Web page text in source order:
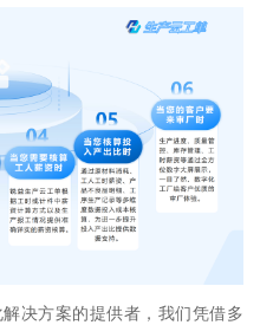
决方案的提供者，我们凭借多